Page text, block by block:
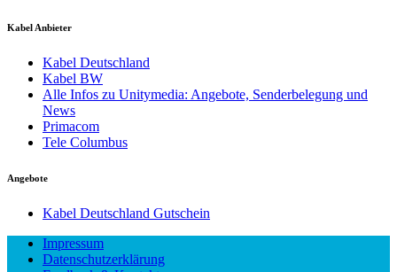
Kabel Anbieter
Kabel Deutschland
Kabel BW
Alle Infos zu Unitymedia: Angebote, Senderbelegung und
News
Primacom
Tele Columbus
Angebote
Kabel Deutschland Gutschein
Impressum
Datenschutzerklärung